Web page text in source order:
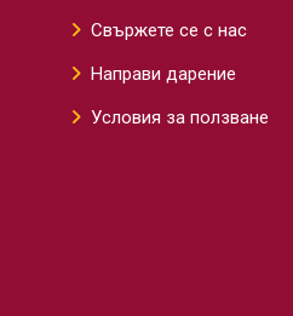
Свържете се с нас
Направи дарение
Условия за ползване